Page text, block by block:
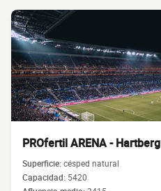
PROfertil ARENA - Hartberg
Superficie:césped natural
Capacidad: 5420